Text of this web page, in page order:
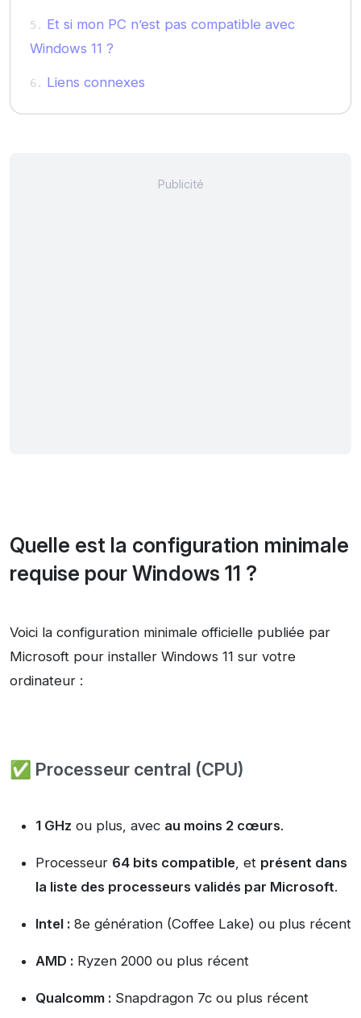
Et si mon PC n’est pas compatible avec
Windows 11 ?
Liens connexes
Quelle est la configuration minimale
requise pour Windows 11 ?
Voici la configuration minimale officielle publiée par
Microsoft pour installer Windows 11 sur votre
ordinateur :
✅ Processeur central (CPU)
1 GHz ou plus, avec au moins 2 cœurs.
Processeur 64 bits compatible, et présent dans
la liste des processeurs validés par Microsoft.
Intel : 8e génération (Coffee Lake) ou plus récent
AMD : Ryzen 2000 ou plus récent
Qualcomm : Snapdragon 7c ou plus récent